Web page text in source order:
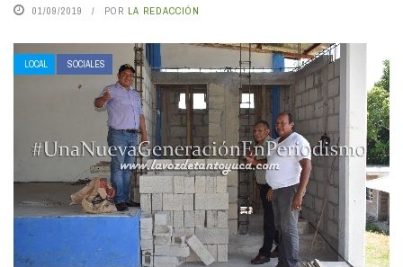
01/09/2019 POR LA REDACCIÓN
LOCAL SOCIALES